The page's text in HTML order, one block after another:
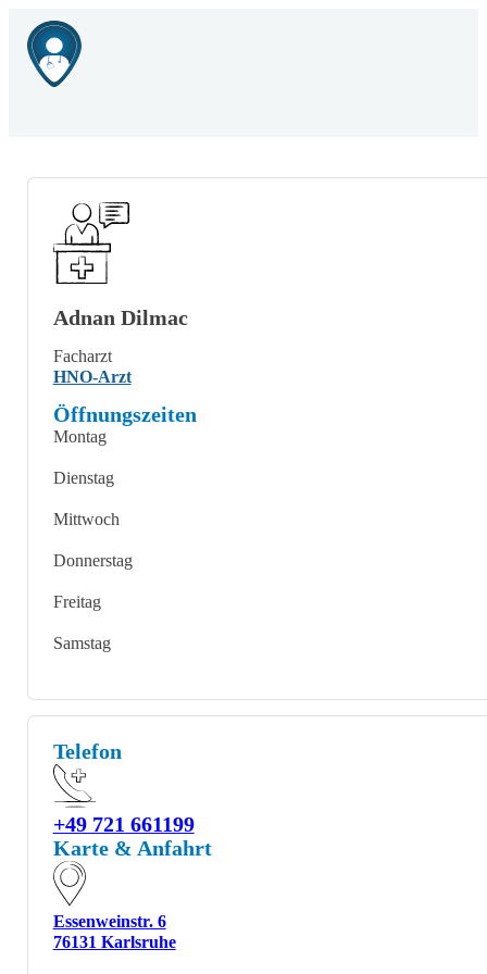
Telefon
+49 721 661199
Karte & Anfahrt
Essenweinstr. 6
76131 Karlsruhe
Adnan Dilmac
Facharzt
HNO-Arzt
Öffnungszeiten
Montag
Dienstag
Mittwoch
Donnerstag
Freitag
Samstag